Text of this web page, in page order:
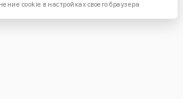
cookie в настройках своего браузера